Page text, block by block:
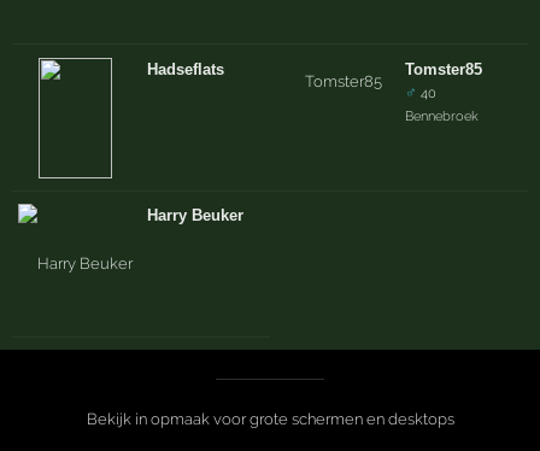
Hadseflats
Harry Beuker
Tomster85
♂ 40
Bennebroek
Bekijk in opmaak voor grote schermen en desktops